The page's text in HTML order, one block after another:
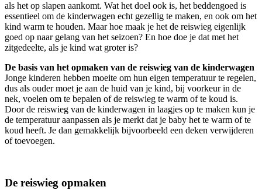
als het op slapen aankomt. Wat het doel ook is, het beddengoed is
essentieel om de kinderwagen echt gezellig te maken, en ook om het
kind warm te houden. Maar hoe maak je het de reiswieg eigenlijk
goed op naar gelang van het seizoen? En hoe doe je dat met het
zitgedeelte, als je kind wat groter is?
De basis van het opmaken van de reiswieg van de kinderwagen
Jonge kinderen hebben moeite om hun eigen temperatuur te regelen,
dus als ouder moet je aan de huid van je kind, bij voorkeur in de
nek, voelen om te bepalen of de reiswieg te warm of te koud is.
Door de reiswieg van de kinderwagen in laagjes op te maken kun je
de temperatuur aanpassen als je merkt dat je baby het te warm of te
koud heeft. Je dan gemakkelijk bijvoorbeeld een deken verwijderen
of toevoegen.
De reiswieg opmaken